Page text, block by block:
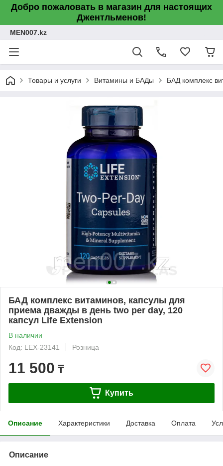
Добро пожаловать в магазин для настоящих
Джентльменов!
MEN007.kz
Товары и услуги Витамины и БАДы БАД комплекс
БАД комплекс витаминов, капсулы для
приема дважды в день two per day, 120
капсул Life Extension
В наличии
Код: LEX-23141
Розница
11 500 ₸
Купить
Описание Характеристики Доставка Оплата
Описание